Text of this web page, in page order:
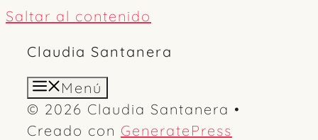
Saltar al contenido
Claudia Santanera
Menú
© 2026 Claudia Santanera •
Creado con GeneratePress